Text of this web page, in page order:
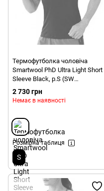
Термофутболка чоловіча
Smartwool PhD Ultra Light Short
Sleeve Black, р.S (SW
16005.001-S)
2 730 грн
Немає в наявності
Розмірна таблиця
S